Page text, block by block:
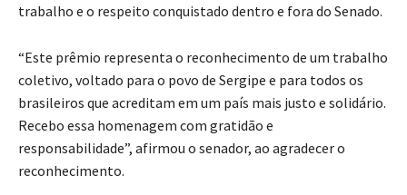
trabalho e o respeito conquistado dentro e fora do Senado.
“Este prêmio representa o reconhecimento de um trabalho
coletivo, voltado para o povo de Sergipe e para todos os
brasileiros que acreditam em um país mais justo e solidário.
Recebo essa homenagem com gratidão e
responsabilidade”, afirmou o senador, ao agradecer o
reconhecimento.